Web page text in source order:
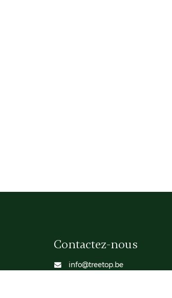
Contactez-nous
info@treetop.be